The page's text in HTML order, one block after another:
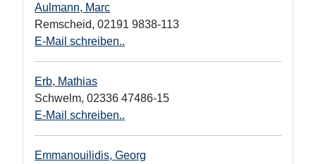
Aulmann, Marc
Remscheid, 02191 9838-113
E-Mail schreiben..
Erb, Mathias
Schwelm, 02336 47486-15
E-Mail schreiben..
Emmanouilidis, Georg